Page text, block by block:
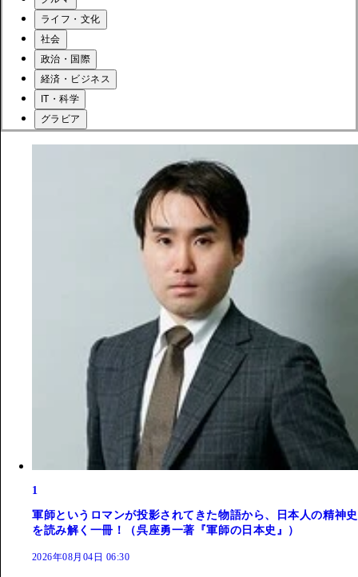
ライフ・文化
社会
政治・国際
経済・ビジネス
IT・科学
グラビア
1
軍師というロマンが投影されてきた物語から、日本人の精神史
を読み解く一冊！（呉座勇一著『軍師の日本史』）
2026年08月04日 06:30